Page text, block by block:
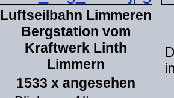
Luftseilbahn Limmeren
Bergstation vom
Kraftwerk Linth
Limmern
1533 x angesehen